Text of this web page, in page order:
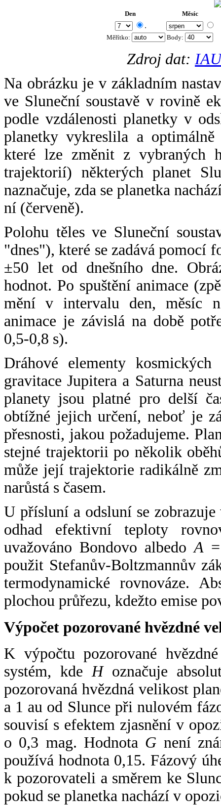
Den Měsíc
.
Měřítko: Body:
Zdroj dat:
Na obrázku je v základním
ve Sluneční soustavě v rovině
podle vzdálenosti planetky v
planetky vykreslila a
které lze změnit z vybraných
trajektorií) některých planet
naznačuje, zda se planetka
ní (červeně).
Polohu těles ve Sluneční
"dnes"), které se zadává pomocí
±50 let od dnešního dne.
hodnot. Po spuštění animace
mění v intervalu den, měsíc
animace je závislá na době
0,5-0,8 s).
Dráhové elementy
gravitace Jupitera a Saturna
planety jsou platné pro delší
obtížné jejich určení, neboť je
přesnosti, jakou požadujeme.
stejné trajektorii po několik
může její trajektorie radikálně
narůstá s časem.
U přísluní a odsluní se
odhad efektivní teploty
uvažováno Bondovo albedoA
použit Stefanův-Boltzmannův
termodynamické rovnováze.
plochou průřezu, kdežto emise
Výpočet pozorované hvězdné
K výpočtu pozorované
systém, kde Hoznačuje
pozorovaná hvězdná velikost
a 1 au od Slunce při nulovém
souvisí s efektem zjasnění v
o 0,3 mag. Hodnota G není
používá hodnota 0,15. Fázový
k pozorovateli a směrem ke
pokud se planetka nachází v